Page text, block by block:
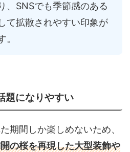
、SNSでも季節感のある
て拡散されやすい印象が
。
題になりやすい
期間しか楽しめないため、
の桜を再現した大型装飾や